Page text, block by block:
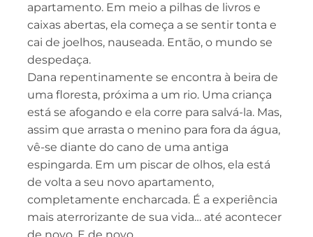
apartamento. Em meio a pilhas de livros e
caixas abertas, ela começa a se sentir tonta e
cai de joelhos, nauseada. Então, o mundo se
despedaça.
Dana repentinamente se encontra à beira de
uma floresta, próxima a um rio. Uma criança
está se afogando e ela corre para salvá-la. Mas,
assim que arrasta o menino para fora da água,
vê-se diante do cano de uma antiga
espingarda. Em um piscar de olhos, ela está
de volta a seu novo apartamento,
completamente encharcada. É a experiência
mais aterrorizante de sua vida… até acontecer